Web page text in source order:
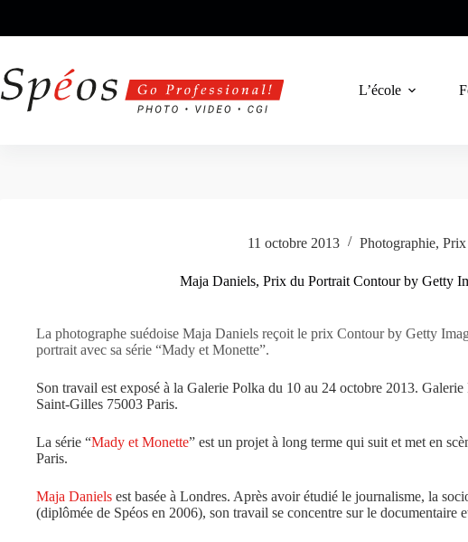
contenu
L’école
11 octobre 2013 Photographie, Prix
Maja Daniels, Prix du Portrait Contour by Getty
La photographe suédoise Maja Daniels reçoit le prix Contour by Getty
portrait avec sa série “Mady et Monette”.
Son travail est exposé à la Galerie Polka du 10 au 24 octobre 2013.
Saint-Gilles 75003 Paris.
La série “Mady et Monette” est un projet à long terme qui suit et met en
Paris.
Maja Daniels est basée à Londres. Après avoir étudié le journalisme, la
(diplômée de Spéos en 2006), son travail se concentre sur le documentaire